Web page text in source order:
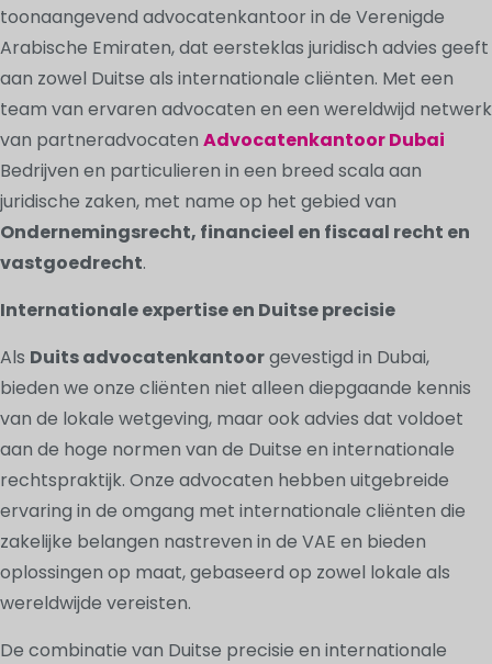
toonaangevend advocatenkantoor in de Verenigde
Arabische Emiraten, dat eersteklas juridisch advies geeft
aan zowel Duitse als internationale cliënten. Met een
team van ervaren advocaten en een wereldwijd netwerk
van partneradvocaten Advocatenkantoor Dubai
Bedrijven en particulieren in een breed scala aan
juridische zaken, met name op het gebied van
Ondernemingsrecht, financieel en fiscaal recht en
vastgoedrecht.
Internationale expertise en Duitse precisie
Als Duits advocatenkantoorgevestigd in Dubai,
bieden we onze cliënten niet alleen diepgaande kennis
van de lokale wetgeving, maar ook advies dat voldoet
aan de hoge normen van de Duitse en internationale
rechtspraktijk. Onze advocaten hebben uitgebreide
ervaring in de omgang met internationale cliënten die
zakelijke belangen nastreven in de VAE en bieden
oplossingen op maat, gebaseerd op zowel lokale als
wereldwijde vereisten.
De combinatie van Duitse precisie en internationale